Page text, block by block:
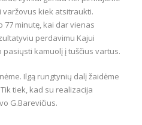
kiek atsitraukti.
77 minutę, kai dar vienas
perdavimu Kajui
kamuolį į tuščius vartus.
Ilgą rungtynių dalį žaidėme
tiek, kad su realizacija
G.Barevičius.